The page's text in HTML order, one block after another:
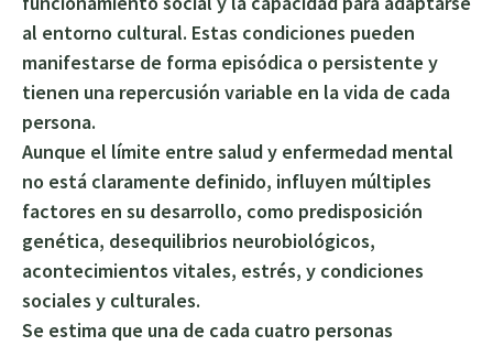
al entorno cultural. Estas condiciones pueden
manifestarse de forma episódica o persistente y
tienen una repercusión variable en la vida de cada
persona.
Aunque el límite entre salud y enfermedad mental
no está claramente definido, influyen múltiples
factores en su desarrollo, como predisposición
genética, desequilibrios neurobiológicos,
acontecimientos vitales, estrés, y condiciones
sociales y culturales.
Se estima que una de cada cuatro personas